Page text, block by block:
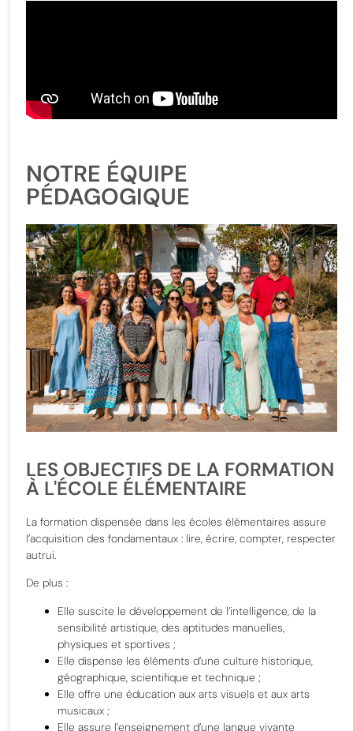
NOTRE ÉQUIPE
PÉDAGOGIQUE
LES OBJECTIFS DE LA FORMATION
À L'ÉCOLE ÉLÉMENTAIRE
La formation dispensée dans les écoles élémentaires assure
l’acquisition des fondamentaux : lire, écrire, compter, respecter
autrui.
De plus :
Elle suscite le développement de l’intelligence, de la
sensibilité artistique, des aptitudes manuelles,
physiques et sportives ;
Elle dispense les éléments d’une culture historique,
géographique, scientifique et technique ;
Elle offre une éducation aux arts visuels et aux arts
musicaux ;
Elle assure l’enseignement d’une langue vivante